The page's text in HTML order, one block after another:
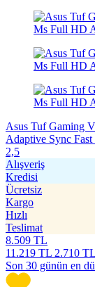
Asus Tuf Gaming
Adaptive Sync
2,5
Alışveriş
Kredisi
Ücretsiz
Kargo
Hızlı
Teslimat
8.509 TL
11.219 TL 2.710
Son 30 günün en